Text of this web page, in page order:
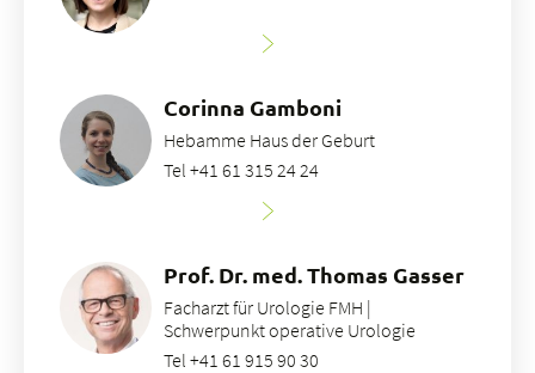
Corinna Gamboni
Hebamme Haus der Geburt
Tel +41 61 315 24 24
Prof. Dr. med. Thomas Gasser
Facharzt für Urologie FMH |
Schwerpunkt operative Urologie
Tel +41 61 915 90 30